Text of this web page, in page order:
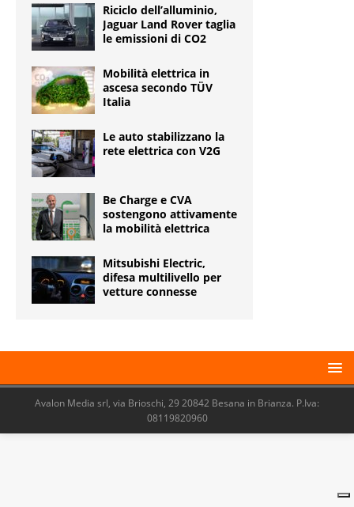
Riciclo dell’alluminio,
Jaguar Land Rover taglia
le emissioni di CO2
Mobilità elettrica in
ascesa secondo TÜV
Italia
Le auto stabilizzano la
rete elettrica con V2G
Be Charge e CVA
sostengono attivamente
la mobilità elettrica
Mitsubishi Electric,
difesa multilivello per
vetture connesse
Avalon Media srl, via Brioschi, 29 20842 Besana in Brianza. P.Iva:
08119820960